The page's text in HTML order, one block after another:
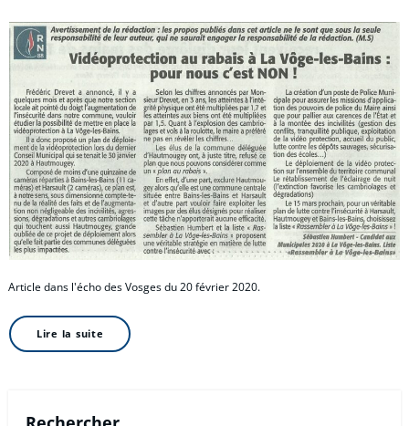
Article dans l'écho des Vosges du 20 février 2020.
Lire la suite